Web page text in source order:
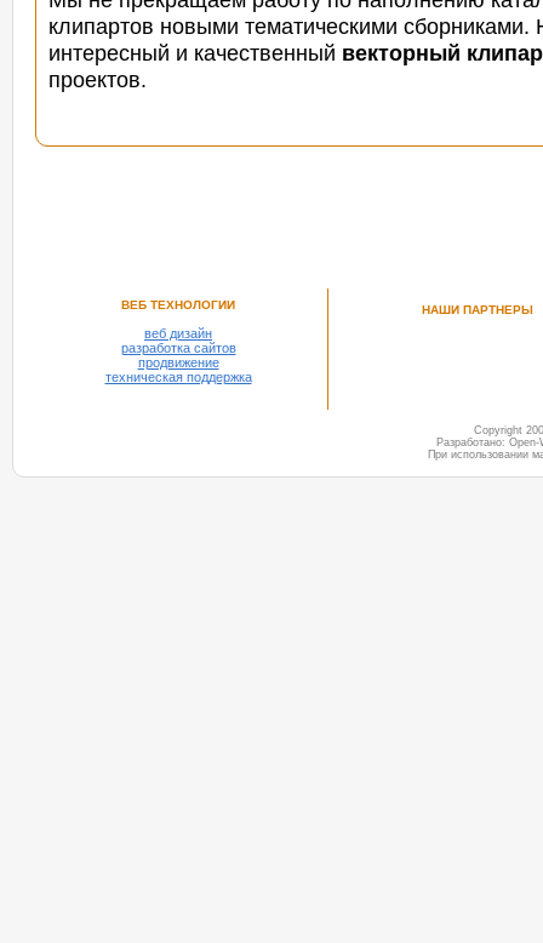
клипартов новыми тематическими
интересный и качественный векторный
проектов.
ВЕБ ТЕХНОЛОГИИ
веб дизайн
разработка сайтов
продвижение
техническая поддержка
НАШИ ПАРТНЕРЫ
Copyright
Разработано:
При использовании